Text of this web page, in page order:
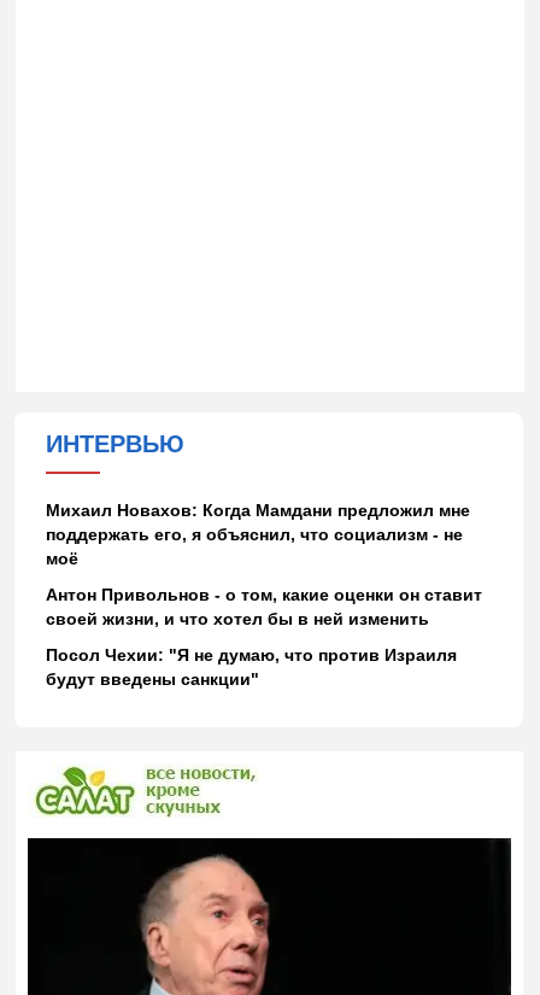
ИНТЕРВЬЮ
Михаил Новахов: Когда Мамдани предложил мне
поддержать его, я объяснил, что социализм - не
моё
Антон Привольнов - о том, какие оценки он ставит
своей жизни, и что хотел бы в ней изменить
Посол Чехии: "Я не думаю, что против Израиля
будут введены санкции"